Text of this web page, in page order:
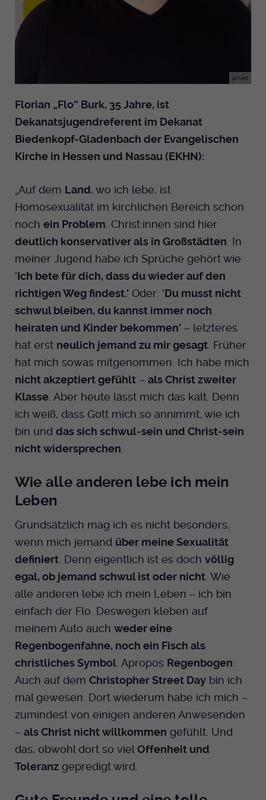
privat
Florian „Flo“ Burk, 35 Jahre, ist
Dekanatsjugendreferent im Dekanat
Biedenkopf-Gladenbach der Evangelischen
Kirche in Hessen und Nassau (EKHN):
„Auf dem Land, wo ich lebe, ist
Homosexualität im kirchlichen Bereich schon
noch ein Problem . Christ:innen sind hier
deutlich konservativer als in Großstädten . In
meiner Jugend habe ich Sprüche gehört wie
'Ich bete für dich, dass du wieder auf den
richtigen Weg findest.' Oder: 'Du musst nicht
schwul bleiben, du kannst immer noch
heiraten und Kinder bekommen' – letzteres
hat erst neulich jemand zu mir gesagt . Früher
hat mich sowas mitgenommen. Ich habe mich
nicht akzeptiert gefühlt – als Christ zweiter
Klasse . Aber heute lässt mich das kalt. Denn
ich weiß, dass Gott mich so annimmt, wie ich
bin und das sich schwul-sein und Christ-sein
nicht widersprechen
Wie alle anderen lebe ich mein
Leben
Grundsätzlich mag ich es nicht besonders,
wenn mich jemand über meine Sexualität
definiert . Denn eigentlich ist es doch völlig
egal, ob jemand schwul ist oder nicht . Wie
alle anderen lebe ich mein Leben – ich bin
einfach der Flo. Deswegen kleben auf
meinem Auto auch weder eine
Regenbogenfahne, noch ein Fisch als
christliches Symbol . Apropos Regenbogen:
Auch auf dem Christopher Street Day bin ich
mal gewesen. Dort wiederum habe ich mich –
zumindest von einigen anderen Anwesenden
– als Christ nicht willkommen gefühlt. Und
das, obwohl dort so viel Offenheit und
Toleranz gepredigt wird.
Zweck
Dient zur Speicherung der Cookie Opt-In
nach dem Namen gibt lediglich eine
Versionsnummer an.